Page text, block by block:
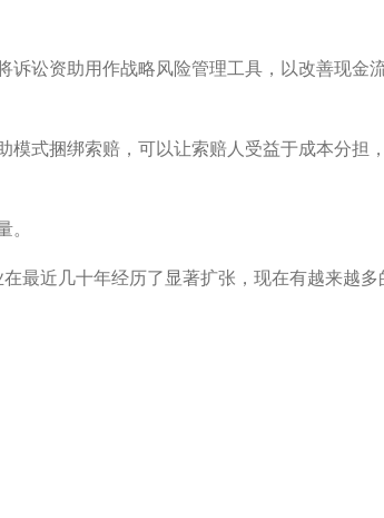
讼资助用作战略风险管理工具，以改善现金
式捆绑索赔，可以让索赔人受益于成本分担
最近几十年经历了显著扩张，现在有越来越多